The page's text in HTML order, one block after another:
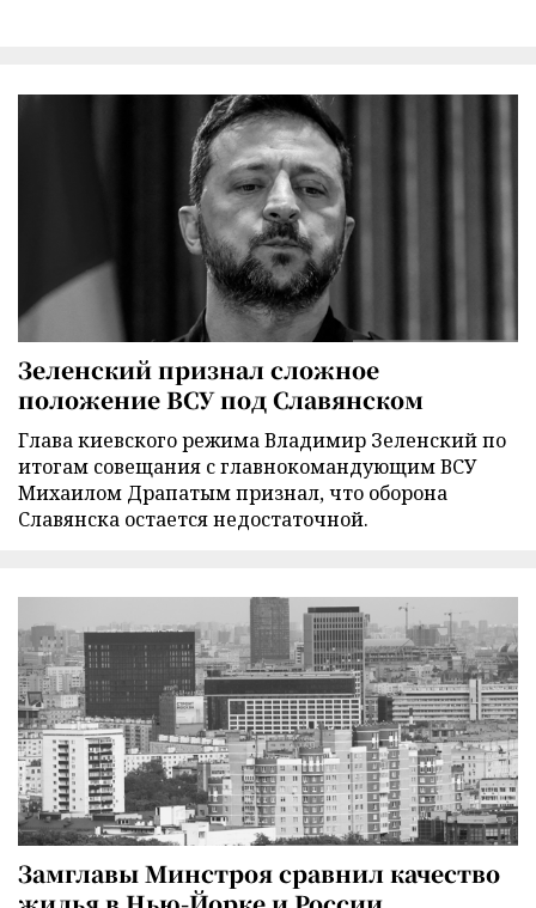
Зеленский признал сложное
положение ВСУ под Славянском
Глава киевского режима Владимир Зеленский по
итогам совещания с главнокомандующим ВСУ
Михаилом Драпатым признал, что оборона
Славянска остается недостаточной.
Замглавы Минстроя сравнил качество